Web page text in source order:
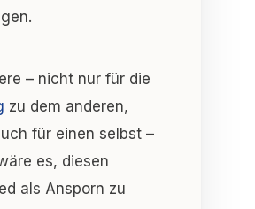
– nicht nur für die
zu dem anderen,
für einen selbst –
es, diesen
als Ansporn zu